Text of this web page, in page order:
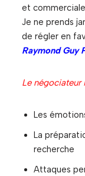
et
Je ne prends
de régler en
Raymond Guy
Le négociateur
Les
La
recherche
Attaques